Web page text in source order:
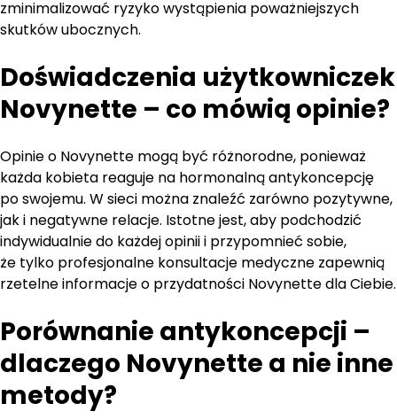
zminimalizować ryzyko wystąpienia poważniejszych
skutków ubocznych.
Doświadczenia użytkowniczek
Novynette – co mówią opinie?
Opinie o Novynette mogą być różnorodne, ponieważ
każda kobieta reaguje na hormonalną antykoncepcję
po swojemu. W sieci można znaleźć zarówno pozytywne,
jak i negatywne relacje. Istotne jest, aby podchodzić
indywidualnie do każdej opinii i przypomnieć sobie,
że tylko profesjonalne konsultacje medyczne zapewnią
rzetelne informacje o przydatności Novynette dla Ciebie.
Porównanie antykoncepcji –
dlaczego Novynette a nie inne
metody?